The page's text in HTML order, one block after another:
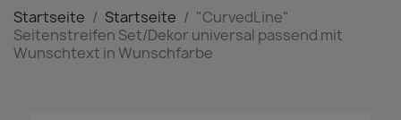
Startseite Startseite
"CurvedLine"
Seitenstreifen Set/Dekor universal passend mit
Wunschtext in Wunschfarbe